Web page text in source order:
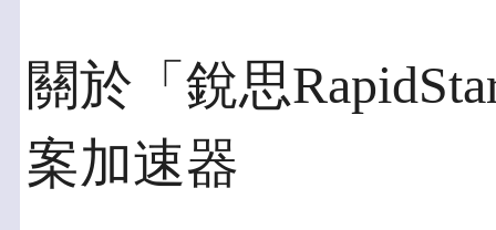
關於「銳思
案加速器